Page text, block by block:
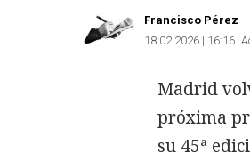
Francisco Pérez
18.02.2026 | 16:16
Madrid
próxima
su 45ª